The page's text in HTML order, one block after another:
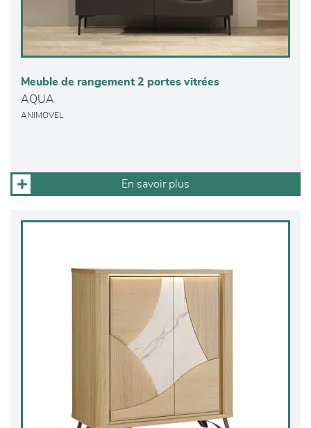
Meuble de rangement 2 portes vitrées
AQUA
ANIMOVEL
En savoir plus